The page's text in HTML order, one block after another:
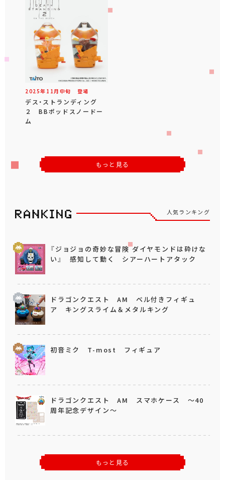
2025年 11 月 中旬 登場
デス・ストランディング
２ BBポッドスノードー
ム
もっと見る
人気ランキング
『ジョジョの奇妙な冒険 ダイヤモンドは砕けな
い』 感知して動く シアーハートアタック
ドラゴンクエスト AM ベル付きフィギュ
ア キングスライム＆メタルキング
初音ミク T-most フィギュア
ドラゴンクエスト AM スマホケース ～40
周年記念デザイン～
もっと見る